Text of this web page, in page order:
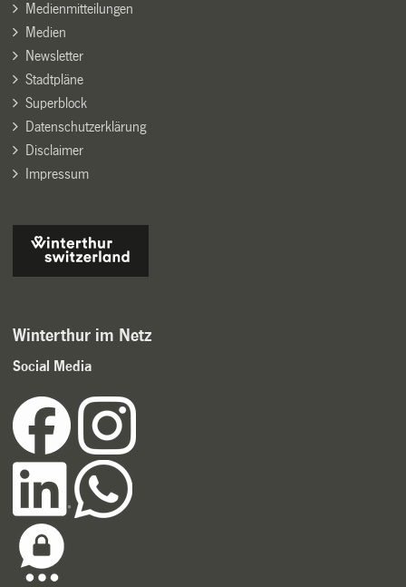
Medienmitteilungen
Medien
Newsletter
Stadtpläne
Superblock
Datenschutzerklärung
Disclaimer
Impressum
Winterthur im Netz
Social Media